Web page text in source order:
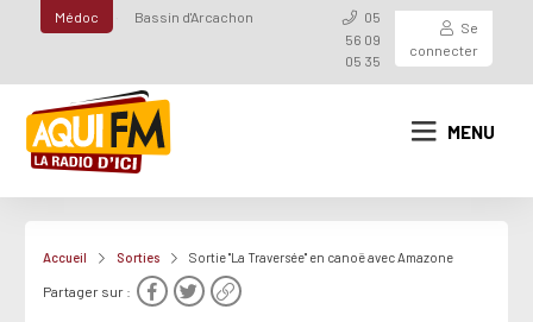
Médoc Bassin d'Arcachon
05
56 09
05 35
Se
connecter
MENU
Accueil Sorties Sortie "La Traversée" en canoë avec Amazone
Partager sur :